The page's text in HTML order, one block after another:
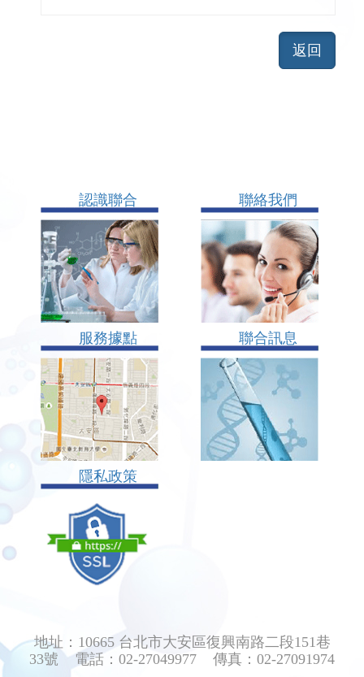
認識聯合 聯絡我們
服務據點 聯合訊息
隱私政策
地址：10665 台北市大安區復興南路二段151巷
33號 電話：02-27049977 傳真：02-27091974